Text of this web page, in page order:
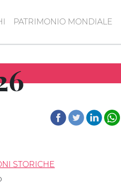
PATRIMONIO MONDIALE
STORICHE